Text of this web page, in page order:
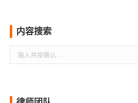
内容搜索
索：